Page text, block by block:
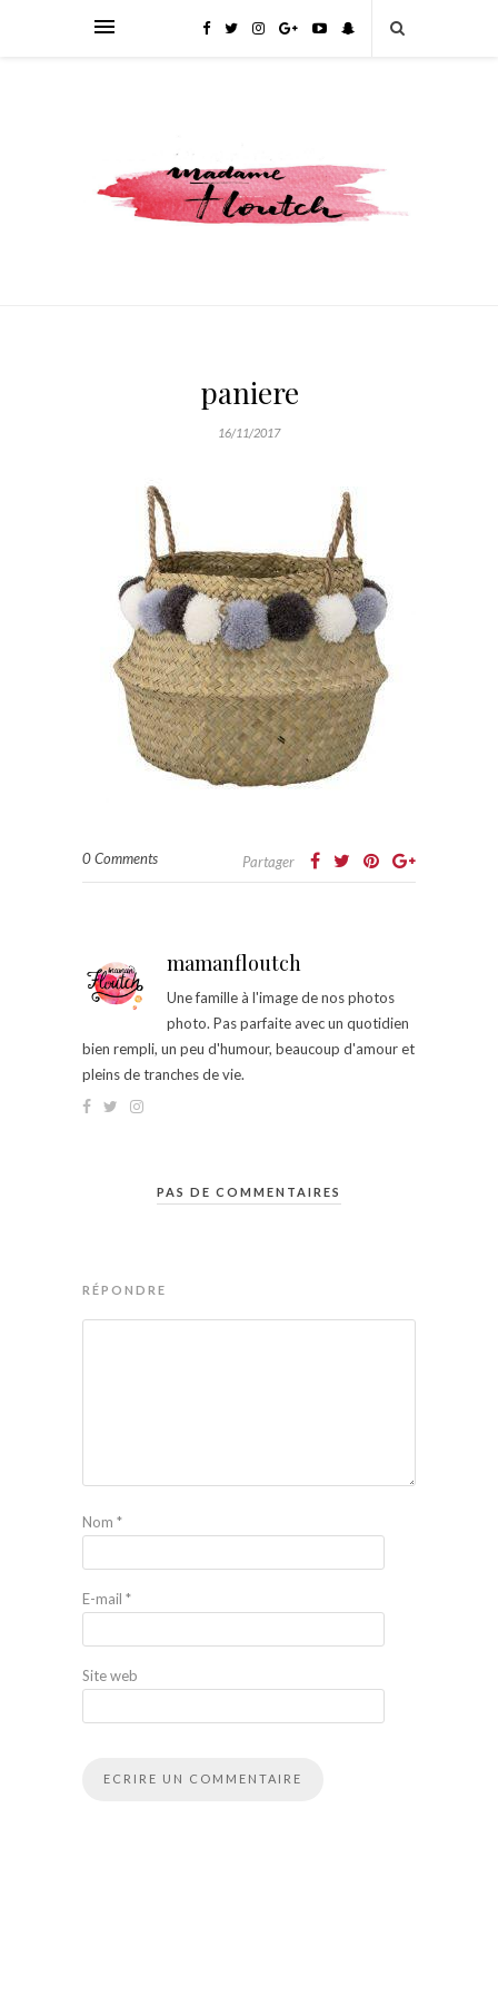
paniere
16/11/2017
0 Comments Partager
mamanfloutch
Une famille à l'image de nos photos
photo. Pas parfaite avec un quotidien
bien rempli, un peu d'humour, beaucoup d'amour et
pleins de tranches de vie.
PAS DE COMMENTAIRES
RÉPONDRE
Nom *
E-mail *
Site web